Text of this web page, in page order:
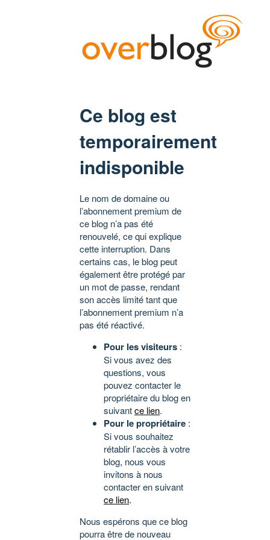
Ce blog est
temporairement
indisponible
Le nom de domaine ou
l’abonnement premium de
ce blog n’a pas été
renouvelé, ce qui explique
cette interruption. Dans
certains cas, le blog peut
également être protégé par
un mot de passe, rendant
son accès limité tant que
l’abonnement premium n’a
pas été réactivé.
Pour les visiteurs :
Si vous avez des
questions, vous
pouvez contacter le
propriétaire du blog en
suivantce lien.
Pour le propriétaire :
Si vous souhaitez
rétablir l’accès à votre
blog, nous vous
invitons à nous
contacter en suivant
ce lien.
Nous espérons que ce blog
pourra être de nouveau